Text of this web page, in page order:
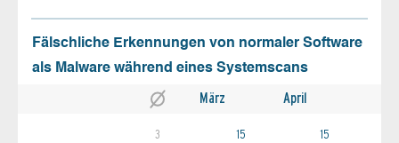
Fälschliche Erkennungen von normaler Software
als Malware während eines Systemscans
März April
3 15 15